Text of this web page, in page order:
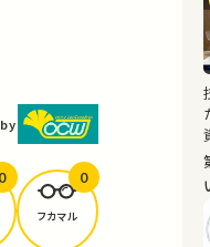
0
フカマル
0
第7